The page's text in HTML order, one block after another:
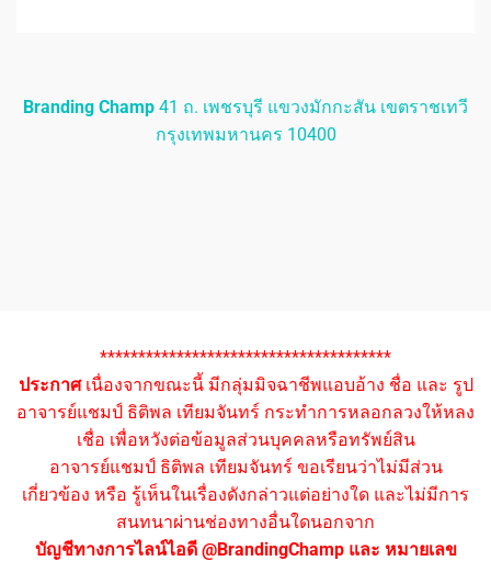
Branding Champ 41 ถ. เพชรบุรี แขวงมักกะสัน เขตราชเทวี
กรุงเทพมหานคร 10400
**************************************
ประกาศเนื่องจากขณะนี้ มีกลุ่มมิจฉาชีพแอบอ้าง ชื่อ และ รูป
อาจารย์แชมป์ ธิติพล เทียมจันทร์ กระทำการหลอกลวงให้หลง
เชื่อ เพื่อหวังต่อข้อมูลส่วนบุคคลหรือทรัพย์สิน
อาจารย์แชมป์ ธิติพล เทียมจันทร์ ขอเรียนว่าไม่มีส่วน
เกี่ยวข้อง หรือ รู้เห็นในเรื่องดังกล่าวแต่อย่างใด และไม่มีการ
สนทนาผ่านช่องทางอื่นใดนอกจาก
บัญชีทางการไลน์ไอดี @BrandingChamp และ หมายเลข